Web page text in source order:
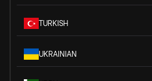
TURKISH
UKRAINIAN